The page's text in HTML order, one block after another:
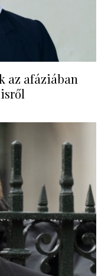
az afáziában